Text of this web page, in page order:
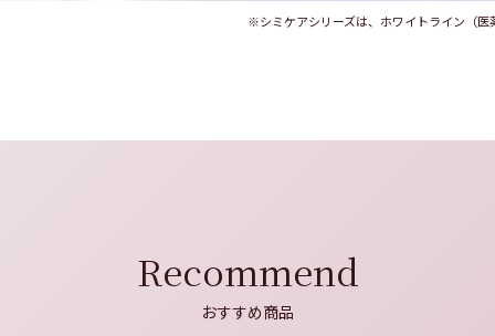
※シミケアシリーズは、ホワイトライン（医
Recommend
おすすめ商品